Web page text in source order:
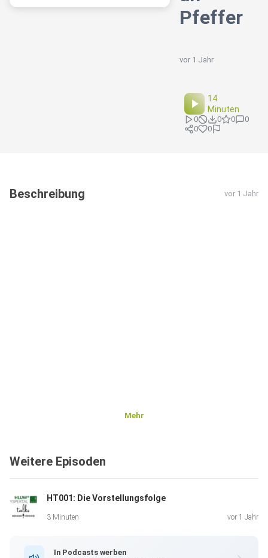
Pfeffer
vor 1 Jahr
14
Minuten
0 0 0
0
0
0
Beschreibung vor 1 Jahr
Mehr
Weitere Episoden
HT001: Die Vorstellungsfolge
3 Minuten vor 1 Jahr
In Podcasts werben